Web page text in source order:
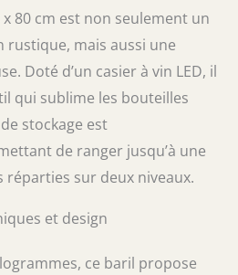
80 cm est non seulement un
rustique, mais aussi une
Doté d’un casier à vin LED, il
qui sublime les bouteilles
stockage est
de ranger jusqu’à une
sur deux niveaux.
et design
ce baril propose